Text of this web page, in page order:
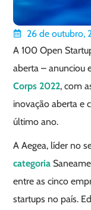
26 de outubro,
A 100 Open
aberta – anunciou
Corps 2022, com
inovação aberta e
último ano.
A Aegea, líder no
categoria
entre as cinco
startups no país.